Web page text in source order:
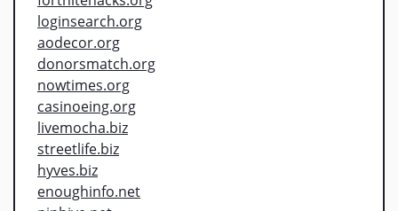
loginsearch.org
aodecor.org
donorsmatch.org
nowtimes.org
casinoeing.org
livemocha.biz
streetlife.biz
hyves.biz
enoughinfo.net